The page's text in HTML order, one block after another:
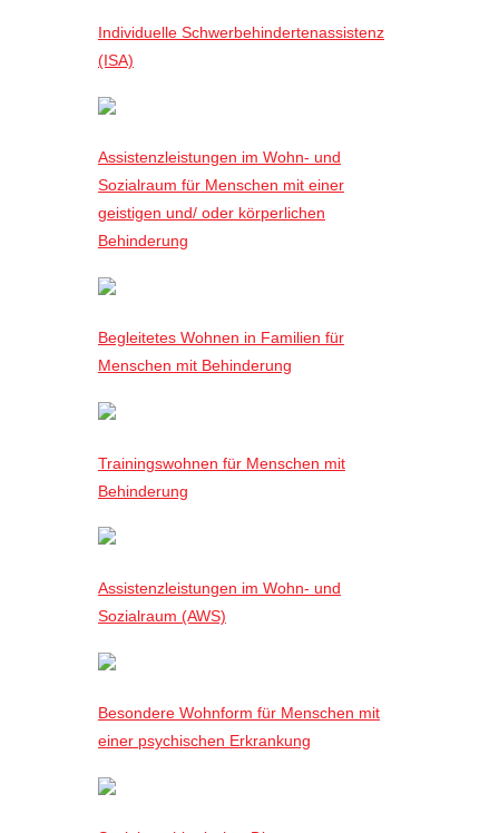
Individuelle Schwerbehindertenassistenz
(ISA)
Assistenzleistungen im Wohn- und
Sozialraum für Menschen mit einer
geistigen und/ oder körperlichen
Behinderung
Begleitetes Wohnen in Familien für
Menschen mit Behinderung
Trainingswohnen für Menschen mit
Behinderung
Assistenzleistungen im Wohn- und
Sozialraum (AWS)
Besondere Wohnform für Menschen mit
einer psychischen Erkrankung